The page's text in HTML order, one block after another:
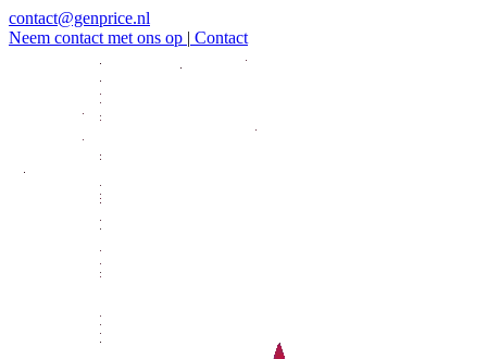
contact@genprice.nl
Neem contact met ons op | Contact